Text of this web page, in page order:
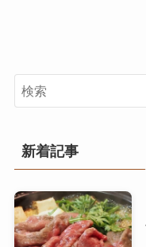
新着記事